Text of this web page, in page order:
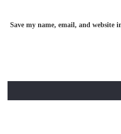
Save my name, email, and website